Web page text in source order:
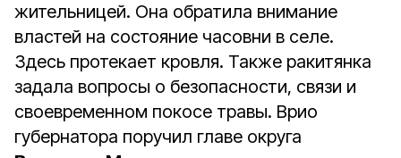
жительницей. Она обратила внимание
властей на состояние часовни в селе.
Здесь протекает кровля. Также ракитянка
задала вопросы о безопасности, связи и
своевременном покосе травы. Врио
губернатора поручил главе округа